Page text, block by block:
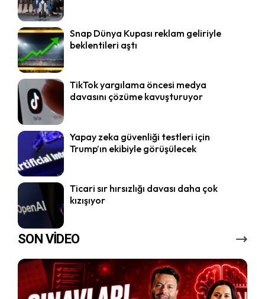
Snap Dünya Kupası reklam geliriyle
beklentileri aştı
TikTok yargılama öncesi medya
davasını çözüme kavuşturuyor
Yapay zeka güvenliği testleri için
Trump’ın ekibiyle görüşülecek
Ticari sır hırsızlığı davası daha çok
kızışıyor
SON VİDEO